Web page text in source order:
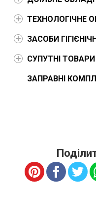
ТЕХНОЛОГІЧНЕ
ЗАСОБИ
СУПУТНІ ТОВАРИ
ЗАПРАВНІ